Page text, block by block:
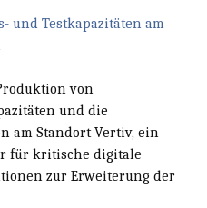
und Testkapazitäten am
von
und die
am Standort Vertiv, ein
für kritische digitale
zur Erweiterung der